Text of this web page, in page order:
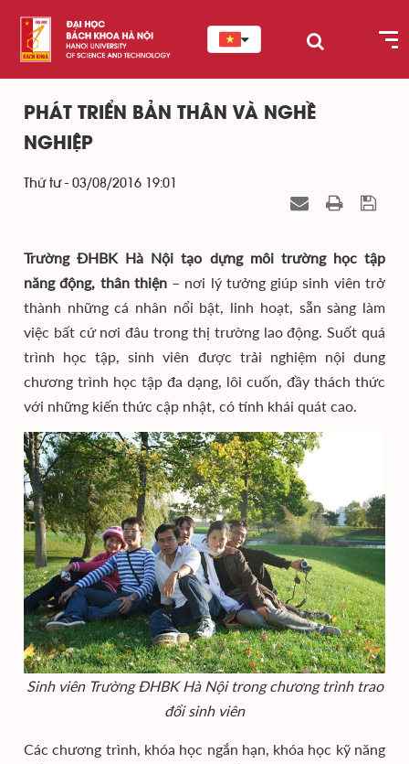
PHÁT TRIỂN BẢN THÂN VÀ NGHỀ
NGHIỆP
Thứ tư - 03/08/2016 19:01
Trường ĐHBK Hà Nội tạo dựng môi trường học tập
năng động, thân thiện– nơi lý tưởng giúp sinh viên trở
thành những cá nhân nổi bật, linh hoạt, sẵn sàng làm
việc bất cứ nơi đâu trong thị trường lao động. Suốt quá
trình học tập, sinh viên được trải nghiệm nội dung
chương trình học tập đa dạng, lôi cuốn, đầy thách thức
với những kiến thức cập nhật, có tính khái quát cao.
Sinh viên Trường ĐHBK Hà Nội trong chương trình trao
đổi sinh viên
Các chương trình, khóa học ngắn hạn, khóa học kỹ năng